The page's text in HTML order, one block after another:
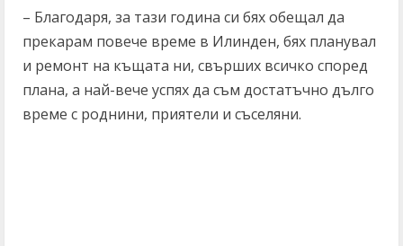
– Благодаря, за тази година си бях обещал да
прекарам повече време в Илинден, бях планувал
и ремонт на къщата ни, свърших всичко според
плана, а най-вече успях да съм достатъчно дълго
време с роднини, приятели и съселяни.